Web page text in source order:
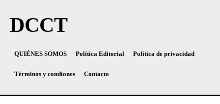
DCCT
QUIÉNES SOMOS Política Editorial Política de privacidad
Términos y condiones Contacto